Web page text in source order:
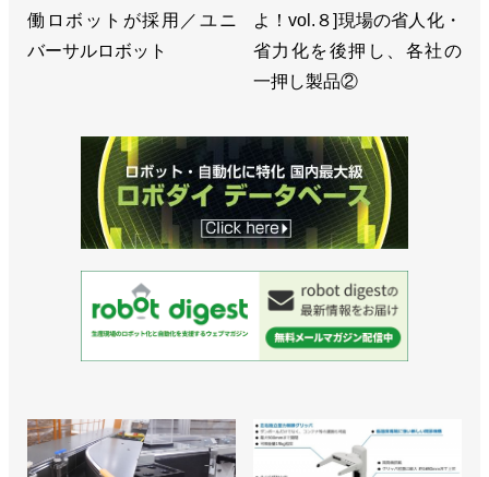
働ロボットが採用／ユニ
バーサルロボット
よ！vol.８]現場の省人化・
省力化を後押し、各社の
一押し製品②